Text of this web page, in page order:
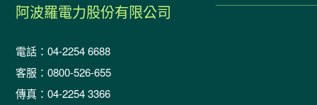
阿波羅電力股份有限公司
電話：04-2254 6688
客服：0800-526-655
傳真：04-2254 3366